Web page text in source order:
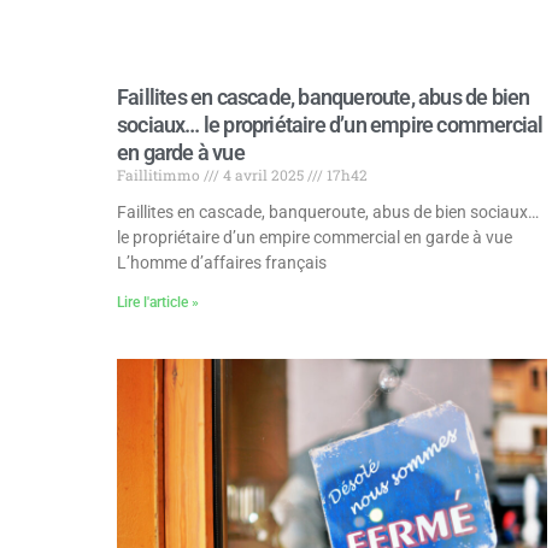
Faillites en cascade, banqueroute, abus de bien
sociaux… le propriétaire d’un empire commercial
en garde à vue
Faillitimmo 4 avril 2025
17h42
Faillites en cascade, banqueroute, abus de bien sociaux…
le propriétaire d’un empire commercial en garde à vue
L’homme d’affaires français
Lire l'article »